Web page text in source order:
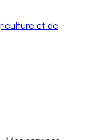
et de